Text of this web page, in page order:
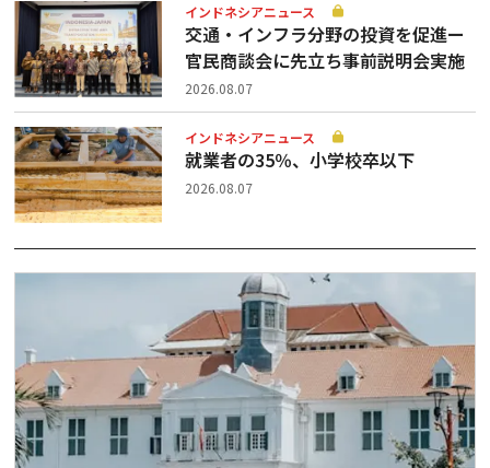
インドネシアニュース
交通・インフラ分野の投資を促進ー
官民商談会に先立ち事前説明会実施
2026.08.07
インドネシアニュース
就業者の35％、小学校卒以下
2026.08.07